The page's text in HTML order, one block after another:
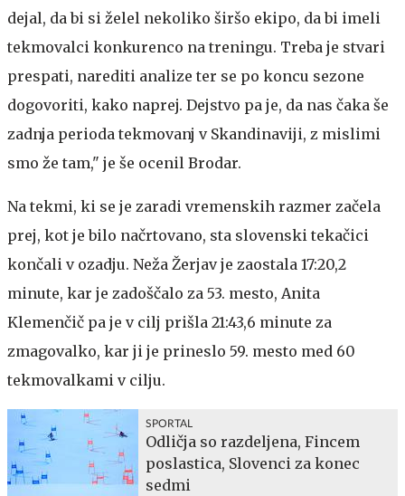
dejal, da bi si želel nekoliko širšo ekipo, da bi imeli
tekmovalci konkurenco na treningu. Treba je stvari
prespati, narediti analize ter se po koncu sezone
dogovoriti, kako naprej. Dejstvo pa je, da nas čaka še
zadnja perioda tekmovanj v Skandinaviji, z mislimi
smo že tam," je še ocenil Brodar.
Na tekmi, ki se je zaradi vremenskih razmer začela
prej, kot je bilo načrtovano, sta slovenski tekačici
končali v ozadju. Neža Žerjav je zaostala 17:20,2
minute, kar je zadoščalo za 53. mesto, Anita
Klemenčič pa je v cilj prišla 21:43,6 minute za
zmagovalko, kar ji je prineslo 59. mesto med 60
tekmovalkami v cilju.
SPORTAL
Odličja so razdeljena, Fincem
poslastica, Slovenci za konec
sedmi